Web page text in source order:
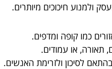
ולמנוע חיכוכים מיותרים.
כמו קופה ומדפים.
תאורה, או עמודים.
לסיכון ולזרימת האנשים.